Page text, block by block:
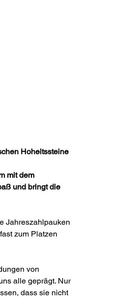
Hoheitssteine
mit dem
und bringt die
Jahreszahlpauken
zum Platzen
von
alle geprägt. Nur
dass sie nicht